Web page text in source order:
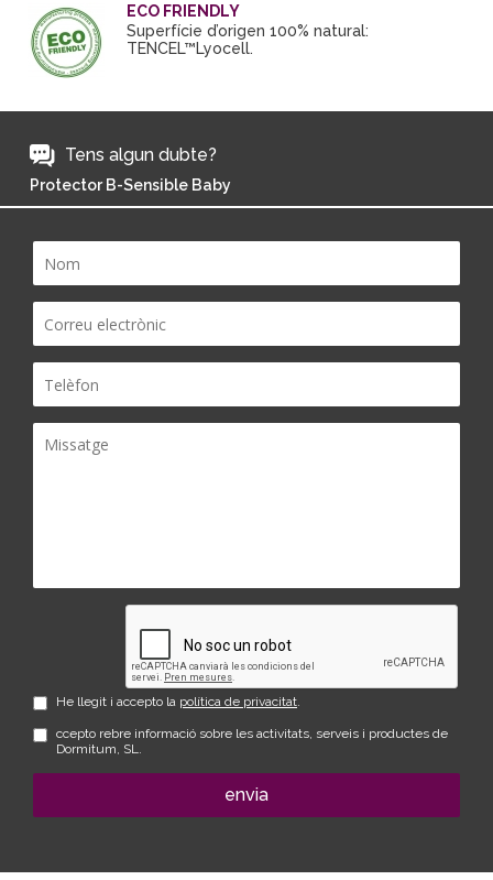
ECO FRIENDLY
Superfície d’origen 100% natural:
TENCEL™Lyocell.
Tens algun dubte?
Protector B-Sensible Baby
He llegit i accepto la política de privacitat.
ccepto rebre informació sobre les activitats, serveis i productes de
Dormitum, SL.
envia